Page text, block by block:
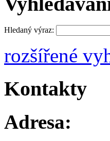
Hledaný výraz:
rozšířené
Kontakty
Adresa: